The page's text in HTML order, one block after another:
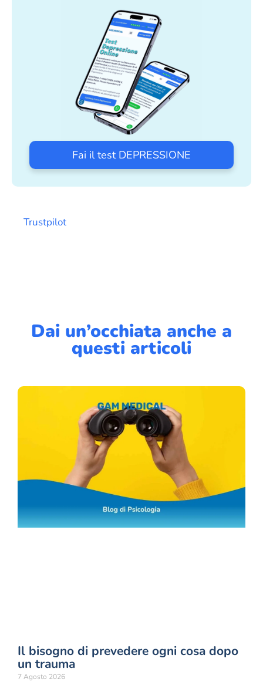
Fai il test DEPRESSIONE
Trustpilot
Dai un’occhiata anche a
questi articoli
Il bisogno di prevedere ogni cosa dopo
un trauma
7 Agosto 2026